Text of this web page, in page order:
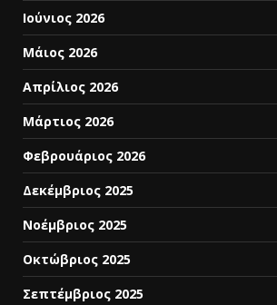
Ιούνιος 2026
Μάιος 2026
Απρίλιος 2026
Μάρτιος 2026
Φεβρουάριος 2026
Δεκέμβριος 2025
Νοέμβριος 2025
Οκτώβριος 2025
Σεπτέμβριος 2025